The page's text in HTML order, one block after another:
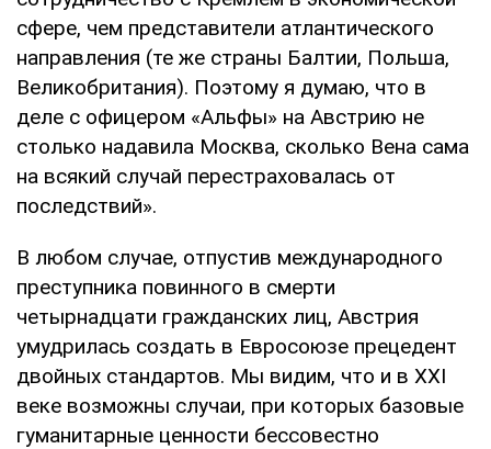
сфере, чем представители атлантического
направления (те же страны Балтии, Польша,
Великобритания). Поэтому я думаю, что в
деле с офицером «Альфы» на Австрию не
столько надавила Москва, сколько Вена сама
на всякий случай перестраховалась от
последствий».
В любом случае, отпустив международного
преступника повинного в смерти
четырнадцати гражданских лиц, Австрия
умудрилась создать в Евросоюзе прецедент
двойных стандартов. Мы видим, что и в ХХІ
веке возможны случаи, при которых базовые
гуманитарные ценности бессовестно